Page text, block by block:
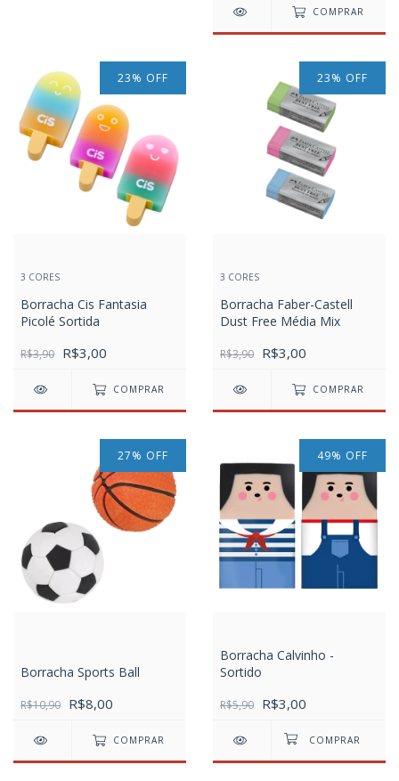
COMPRAR
23% OFF
3 CORES
Borracha Cis Fantasia
Picolé Sortida
R$3,90 R$3,00
COMPRAR
23% OFF
3 CORES
Borracha Faber-Castell
Dust Free Média Mix
R$3,90 R$3,00
COMPRAR
27% OFF
Borracha Sports Ball
R$10,90 R$8,00
COMPRAR
49% OFF
Borracha Calvinho -
Sortido
R$5,90 R$3,00